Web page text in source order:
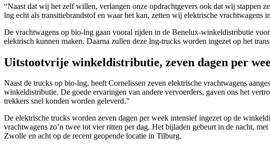
“Naast dat wij het zelf willen, verlangen onze opdrachtgevers ook dat wij stappen
lng echt als transitiebrandstof en waar het kan, zetten wij elektrische vrachtwagens
De vrachtwagens op bio-lng gaan vooral rijden in de Benelux-winkeldistributie
elektrisch kunnen maken. Daarna zullen deze lng-trucks worden ingezet op het
Uitstootvrije winkeldistributie, zeven dagen per
Naast de trucks op bio-lng, heeft Cornelissen zeven elektrische vrachtwagens
winkeldistributie. De goede ervaringen van andere vervoerders, gaven ons het
trekkers snel konden worden geleverd.”
De elektrische trucks worden zeven dagen per week intensief ingezet op de
vrachtwagens zo’n twee tot vier ritten per dag. Het bijladen gebeurt in de nacht,
Zwolle en acht op de recent geopende locatie in Tilburg.